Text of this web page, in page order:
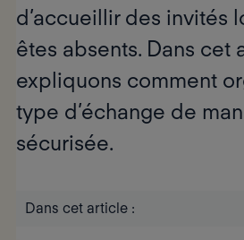
d’accueillir des invités
êtes absents. Dans cet
expliquons comment
type d’échange de
sécurisée.
Dans cet article :